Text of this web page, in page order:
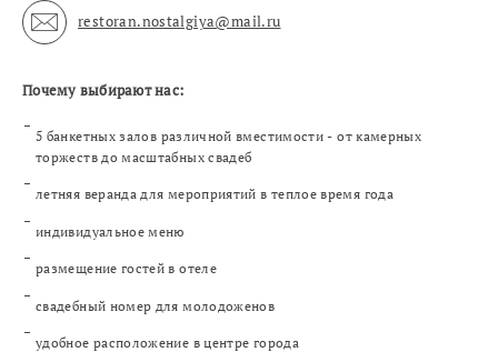
restoran.nostalgiya@mail.ru
Почему выбирают нас:
5 банкетных залов различной вместимости - от камерных
торжеств до масштабных свадеб
летняя веранда для мероприятий в теплое время года
индивидуальное меню
размещение гостей в отеле
свадебный номер для молодоженов
удобное расположение в центре города